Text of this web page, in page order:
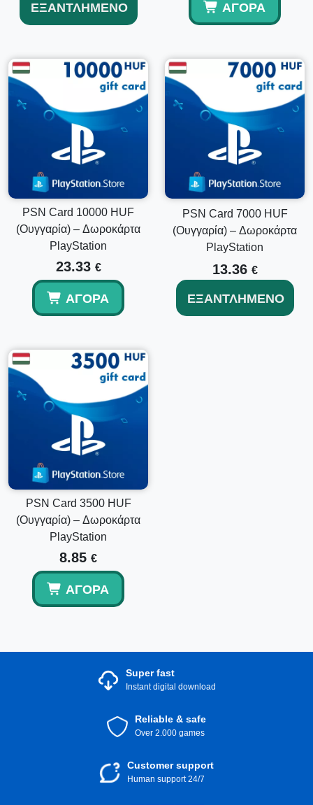
αγορές;
να χρησιμοποιηθεί σε πολλές επιλέξιμες αγορές στο
PlayStation Store.
ΕΞΑΝΤΛΗΜΈΝΟ ΑΓΟΡΆ
PSN Card 10000 HUF
(Ουγγαρία) – Δωροκάρτα
PlayStation
23.33 €
ΑΓΟΡΆ
PSN Card 7000 HUF
(Ουγγαρία) – Δωροκάρτα
PlayStation
13.36 €
ΕΞΑΝΤΛΗΜΈΝΟ
PSN Card 3500 HUF
(Ουγγαρία) – Δωροκάρτα
PlayStation
8.85 €
ΑΓΟΡΆ
Super fast
Instant digital download
Reliable & safe
Over 2.000 games
Customer support
Human support 24/7